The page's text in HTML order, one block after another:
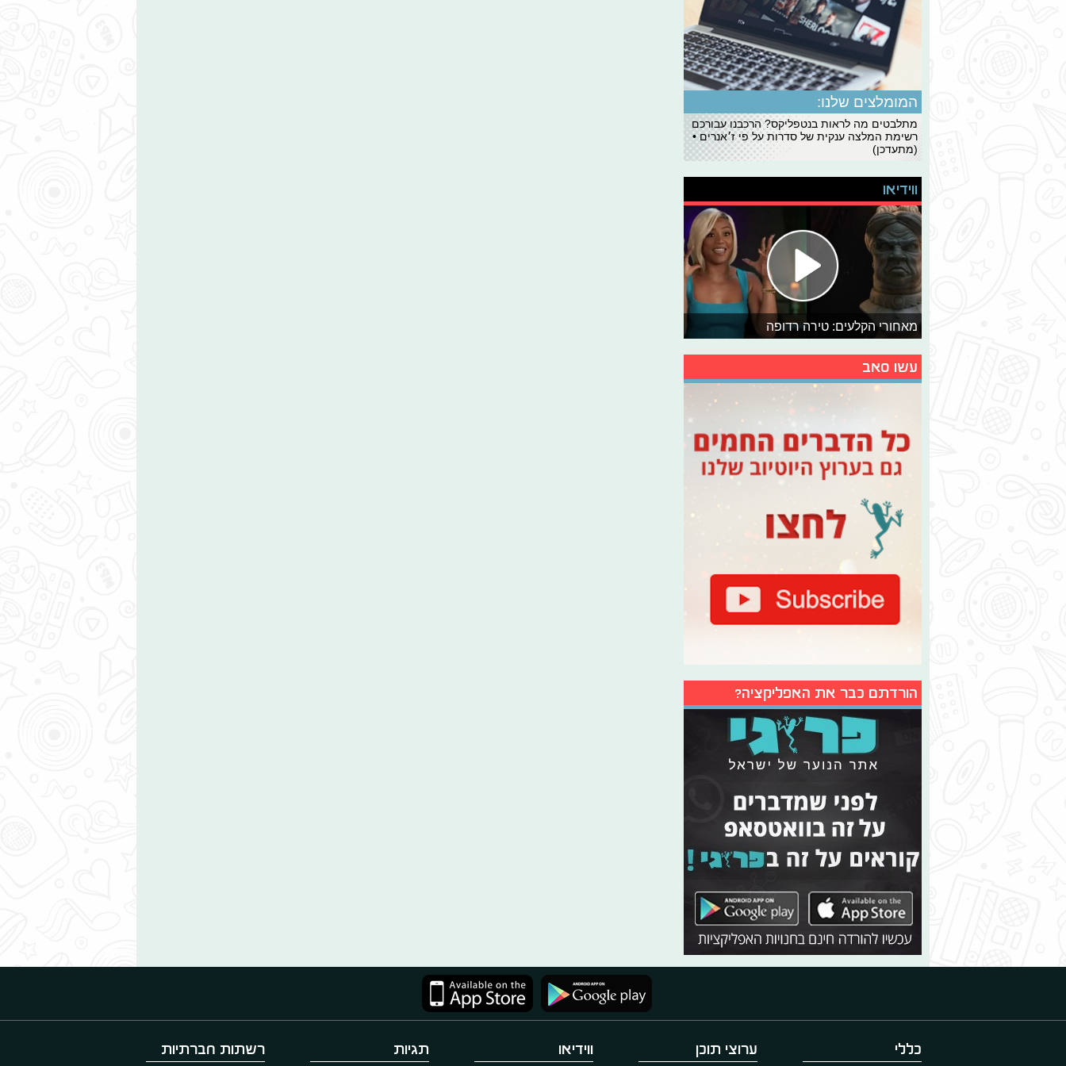
המומלצים שלנו:
מתלבטים מה לראות בנטפליקס? הרכבנו עבורכם
רשימת המלצה ענקית של סדרות על פי ז׳אנרים •
(מתעדכן)
ווידיאו
מאחורי הקלעים: טירה רדופה
עשו סאב
הורדתם כבר את האפליקציה?
כללי ערוצי תוכן ווידיאו תגיות רשתות חברתיות